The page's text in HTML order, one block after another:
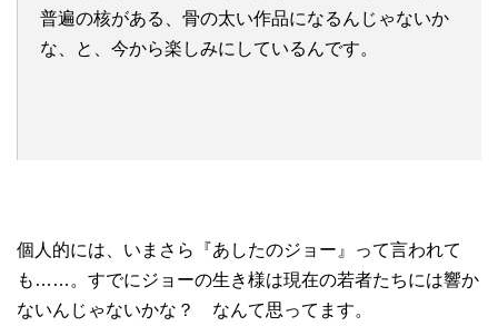
普遍の核がある、骨の太い作品になるんじゃないか
な、と、今から楽しみにしているんです。
個人的には、いまさら『あしたのジョー』って言われて
も……。すでにジョーの生き様は現在の若者たちには響か
ないんじゃないかな？ なんて思ってます。